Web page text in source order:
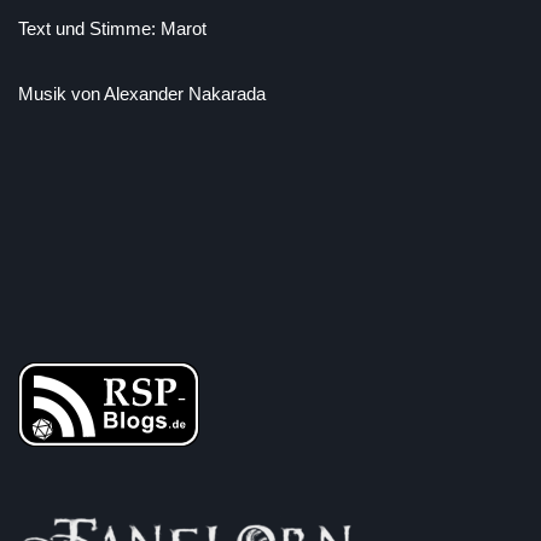
Text und Stimme: Marot
Musik von Alexander Nakarada